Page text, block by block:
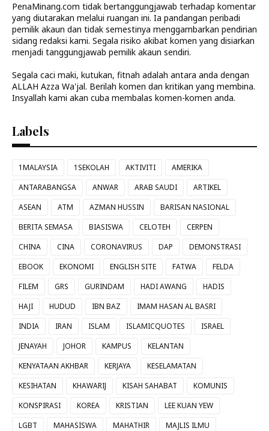
PenaMinang.com tidak bertanggungjawab terhadap komentar
yang diutarakan melalui ruangan ini. Ia pandangan peribadi
pemilik akaun dan tidak semestinya menggambarkan pendirian
sidang redaksi kami. Segala risiko akibat komen yang disiarkan
menjadi tanggungjawab pemilik akaun sendiri.
Segala caci maki, kutukan, fitnah adalah antara anda dengan
ALLAH Azza Wa'jal. Berilah komen dan kritikan yang membina.
Insyallah kami akan cuba membalas komen-komen anda.
Labels
1MALAYSIA 1SEKOLAH AKTIVITI
AMERIKA
ANTARABANGSA
ANWAR ARAB SAUDI
ARTIKEL
ASEAN
ATM AZMAN HUSSIN
BARISAN NASIONAL
BERITA SEMASA
BIASISWA CELOTEH
CERPEN
CHINA
CINA CORONAVIRUS DAP
DEMONSTRASI
EBOOK
EKONOMI ENGLISH SITE FATWA
FELDA
FILEM
GRS GURINDAM HADI AWANG
HADIS
HAJI
HUDUD IBN BAZ
IMAM HASAN AL BASRI
INDIA
IRAN ISLAM ISLAMICQUOTES
ISRAEL
JENAYAH
JOHOR KAMPUS
KELANTAN
KENYATAAN AKHBAR
KERJAYA
KESELAMATAN
KESIHATAN
KHAWARIJ KISAH SAHABAT
KOMUNIS
KONSPIRASI
KOREA KRISTIAN
LEE KUAN YEW
LGBT
MAHASISWA MAHATHIR
MAJLIS ILMU